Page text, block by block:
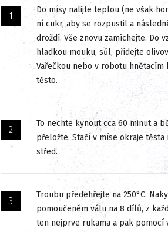
Do mísy nalijte teplou (ne však
ní cukr, aby se rozpustil a
droždí. Vše znovu zamíchejte. Do
hladkou mouku, sůl, přidejte
Vařečkou nebo v robotu hnětacím
těsto.
To nechte kynout cca 60 minut a
přeložte. Stačí v míse okraje těsta
střed.
Troubu předehřejte na 250°C.
pomoučeném válu na 8 dílů, z
ten nejprve rukama a pak pomocí